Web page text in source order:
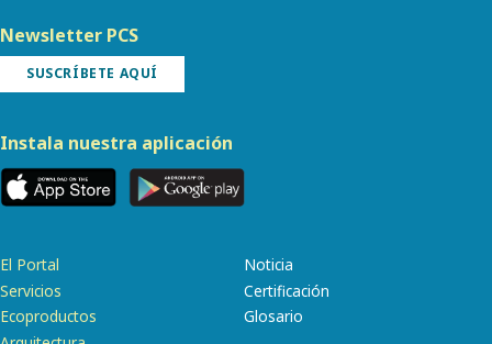
Newsletter PCS
SUSCRÍBETE AQUÍ
Instala nuestra aplicación
El Portal
Servicios
Ecoproductos
Noticia
Certificación
Glosario